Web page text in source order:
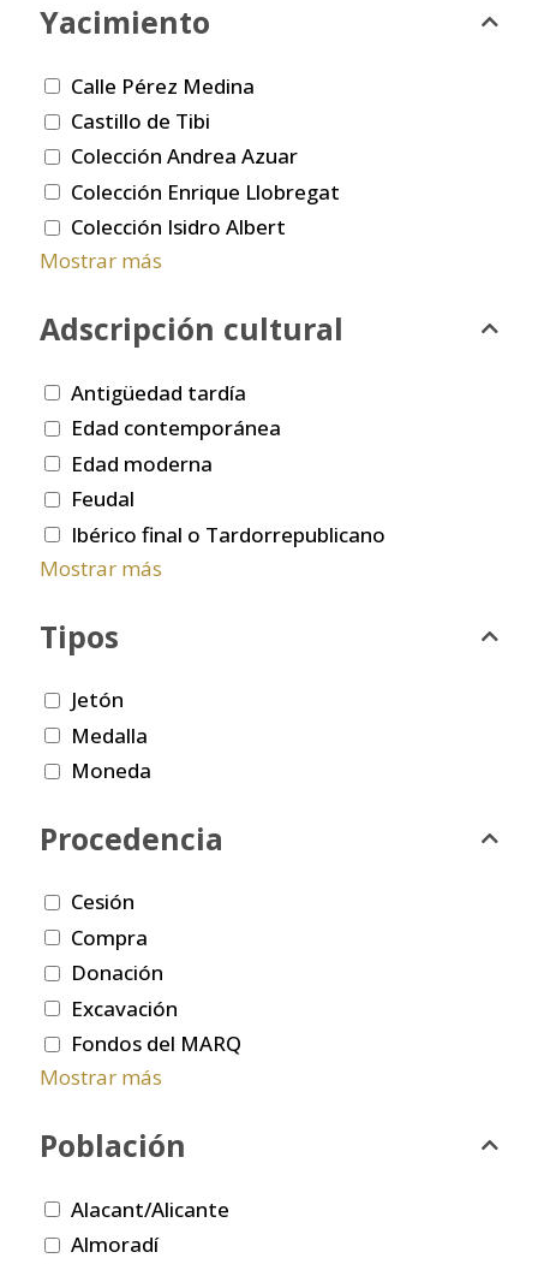
Yacimiento
Calle Pérez Medina
Castillo de Tibi
Colección Andrea Azuar
Colección Enrique Llobregat
Colección Isidro Albert
Mostrar más
Adscripción cultural
Antigüedad tardía
Edad contemporánea
Edad moderna
Feudal
Ibérico final o Tardorrepublicano
Mostrar más
Tipos
Jetón
Medalla
Moneda
Procedencia
Cesión
Compra
Donación
Excavación
Fondos del MARQ
Mostrar más
Población
Alacant/Alicante
Almoradí